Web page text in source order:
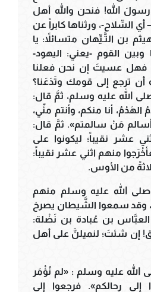
رسولَ الله! فنحن والله أهل
السِّلاح-، ورثناها كابراً عن
بن التَّـيِّهان متسائلاً: يا
وبين القوم -يعني: اليهود-
فهل عسيتَ إن نحن فعلنا
أن ترجع إلى قومك وتَدَعَنا؟
الله عليه وسلم، ثمَّ قال:
الهَدْمُ، أنا منكم، وأنتم منِّي،
مَنْ سالمتم». ثمَّ قال:
عشر نقيباً؛ ليكونوا على
منهم اثني عشر نقيباً:
من الأوس.
الله عليه وسلم منهم
وقد سمعوا الشَّيطان يصرخ
العبَّاس بن عُبادة بن نَضْلة:
إن شئتَ؛ لنميلنَّ على أهل
الله عليه وسلم : «لم نُؤْمَر
إلى رحالكم». فرجعوا إلى